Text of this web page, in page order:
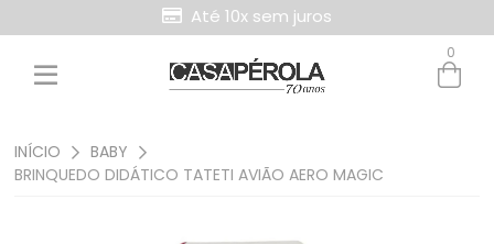
Entre com email ou cpf/cnpj
Até 10x sem juros
0
INÍCIO
BABY
BRINQUEDO DIDÁTICO TATETI AVIÃO AERO MAGIC